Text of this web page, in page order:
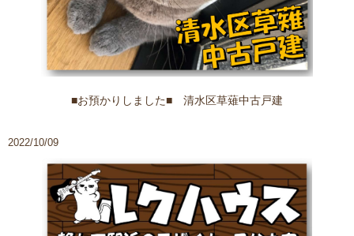
■お預かりしました■ 清水区草薙中古戸建
2022/10/09